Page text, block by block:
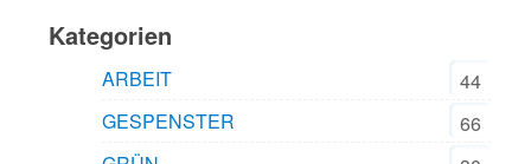
Kategorien
ARBEIT
44
GESPENSTER
66